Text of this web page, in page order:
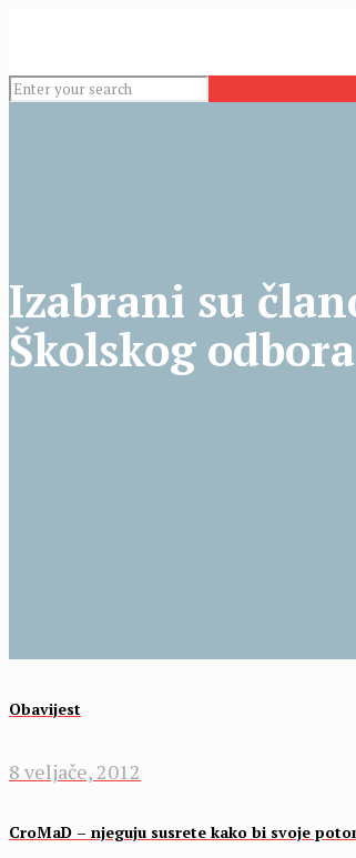
Izabrani su
Školskog odbora
Obavijest
8 veljače, 2012
CroMaD – njeguju susrete kako bi svoje